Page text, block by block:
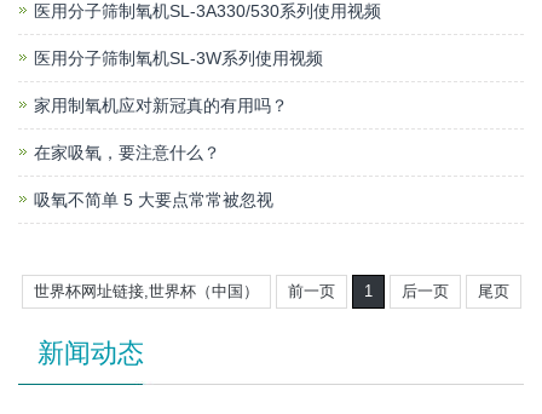
医用分子筛制氧机SL-3A330/530系列使用视频
医用分子筛制氧机SL-3W系列使用视频
家用制氧机应对新冠真的有用吗？
在家吸氧，要注意什么？
吸氧不简单 5 大要点常常被忽视
世界杯网址链接,世界杯（中国） 前一页 1 后一页 尾页
新闻动态